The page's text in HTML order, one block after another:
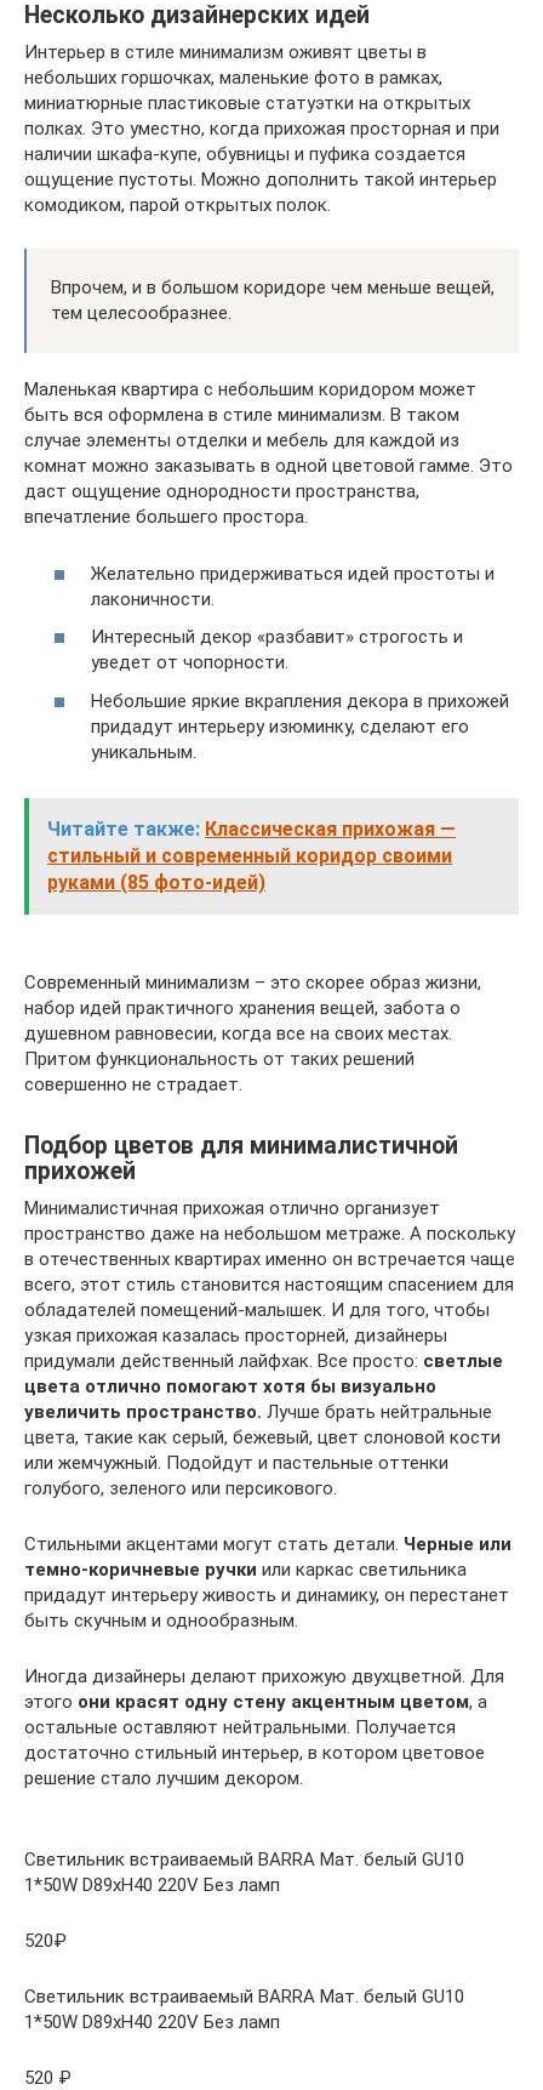
Несколько дизайнерских идей
Интерьер в стиле минимализм оживят цветы в
небольших горшочках, маленькие фото в рамках,
миниатюрные пластиковые статуэтки на открытых
полках. Это уместно, когда прихожая просторная и при
наличии шкафа-купе, обувницы и пуфика создается
ощущение пустоты. Можно дополнить такой интерьер
комодиком, парой открытых полок.
Впрочем, и в большом коридоре чем меньше вещей,
тем целесообразнее.
Маленькая квартира с небольшим коридором может
быть вся оформлена в стиле минимализм. В таком
случае элементы отделки и мебель для каждой из
комнат можно заказывать в одной цветовой гамме. Это
даст ощущение однородности пространства,
впечатление большего простора.
Желательно придерживаться идей простоты и
лаконичности.
Интересный декор «разбавит» строгость и
уведет от чопорности.
Небольшие яркие вкрапления декора в прихожей
придадут интерьеру изюминку, сделают его
уникальным.
Читайте также: Классическая прихожая —
стильный и современный коридор своими
руками (85 фото-идей)
Современный минимализм – это скорее образ жизни,
набор идей практичного хранения вещей, забота о
душевном равновесии, когда все на своих местах.
Притом функциональность от таких решений
совершенно не страдает.
Подбор цветов для минималистичной
прихожей
Минималистичная прихожая отлично организует
пространство даже на небольшом метраже. А поскольку
в отечественных квартирах именно он встречается чаще
всего, этот стиль становится настоящим спасением для
обладателей помещений-малышек. И для того, чтобы
узкая прихожая казалась просторней, дизайнеры
придумали действенный лайфхак. Все просто: светлые
цвета отлично помогают хотя бы визуально
увеличить пространство. Лучше брать нейтральные
цвета, такие как серый, бежевый, цвет слоновой кости
или жемчужный. Подойдут и пастельные оттенки
голубого, зеленого или персикового.
Стильными акцентами могут стать детали. Черные или
темно-коричневые ручки или каркас светильника
придадут интерьеру живость и динамику, он перестанет
быть скучным и однообразным.
Иногда дизайнеры делают прихожую двухцветной. Для
этого они красят одну стену акцентным цветом, а
остальные оставляют нейтральными. Получается
достаточно стильный интерьер, в котором цветовое
решение стало лучшим декором.
Светильник встраиваемый BARRA Мат. белый GU10
1*50W D89xH40 220V Без ламп
520₽
Светильник встраиваемый BARRA Мат. белый GU10
1*50W D89xH40 220V Без ламп
520 ₽